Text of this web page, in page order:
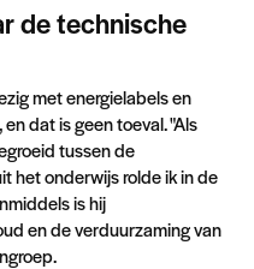
de technische
met energielabels en
dat is geen toeval. "Als
tussen de
het onderwijs rolde ik in de
is hij
en de verduurzaming van